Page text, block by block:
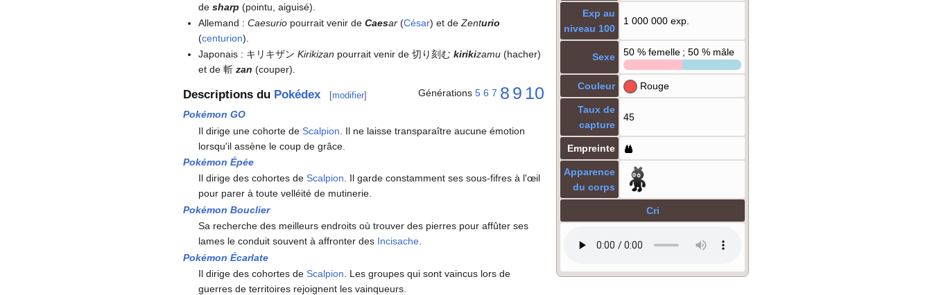
Exp au
niveau 100
1 000 000 exp.
Sexe 50 % femelle ; 50 % mâle
Couleur Rouge
Taux de
capture
45
Empreinte
Apparence
du corps
Cri
desharp (pointu, aiguisé).
Allemand :Caesurio pourrait venir deCaesar (César) et deZenturio
(centurion).
Japonais : キリキザンKirikizan pourrait venir de 切り刻むkirikizamu (hacher)
et de 斬zan (couper).
Descriptions du Pokédex [modifier] Générations 5 6 7 8 9 10
Pokémon GO
Il dirige une cohorte deScalpion . Il ne laisse transparaître aucune émotion
lorsqu'il assène le coup de grâce.
Pokémon Épée
Il dirige des cohortes deScalpion. Il garde constamment ses sous-fifres à l'œil
pour parer à toute velléité de mutinerie.
Pokémon Bouclier
Sa recherche des meilleurs endroits où trouver des pierres pour affûter ses
lames le conduit souvent à affronter des Incisache
Pokémon Écarlate
Il dirige des cohortes deScalpion . Les groupes qui sont vaincus lors de
guerres de territoires rejoignent les vainqueurs.